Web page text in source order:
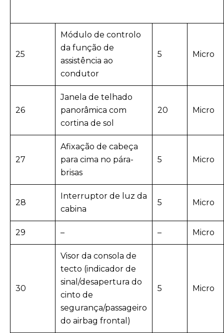
25
Módulo de controlo
da função de
assistência ao
condutor
5 Micro
26
Janela de telhado
panorâmica com
cortina de sol
20 Micro
27
Afixação de cabeça
para cima no pára-
brisas
5 Micro
28
Interruptor de luz da
cabina
5 Micro
29 – – Micro
30
Visor da consola de
tecto (indicador de
sinal/desapertura do
cinto de
segurança/passageiro
do airbag frontal)
5 Micro